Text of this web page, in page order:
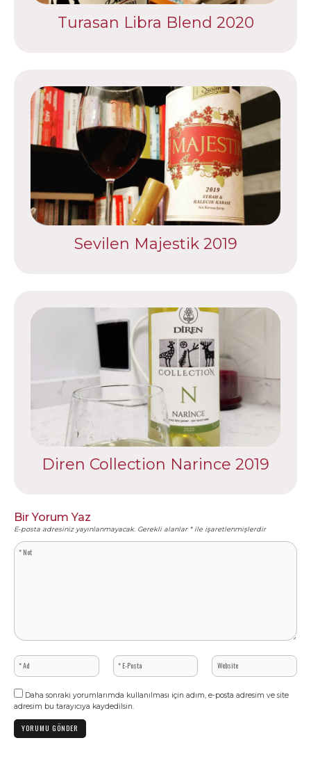
Turasan Libra Blend 2020
Sevilen Majestik 2019
Diren Collection Narince 2019
Bir Yorum Yaz
E-posta adresiniz yayınlanmayacak. Gerekli alanlar *ile işaretlenmişlerdir
Daha sonraki yorumlarımda kullanılması için adım, e-posta adresim ve site
adresim bu tarayıcıya kaydedilsin.